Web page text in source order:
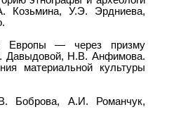
Козьмина, У.Э. Эрдниева,
Европы — через призму
Давыдовой, Н.В. Анфимова.
материальной культуры
Боброва, А.И. Романчук,